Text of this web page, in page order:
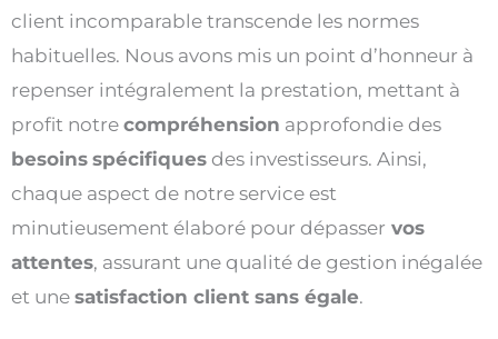
client incomparable transcende les normes
habituelles. Nous avons mis un point d’honneur à
repenser intégralement la prestation, mettant à
profit notre compréhension approfondie des
besoins spécifiques des investisseurs. Ainsi,
chaque aspect de notre service est
minutieusement élaboré pour dépasser vos
attentes, assurant une qualité de gestion inégalée
et une satisfaction client sans égale.